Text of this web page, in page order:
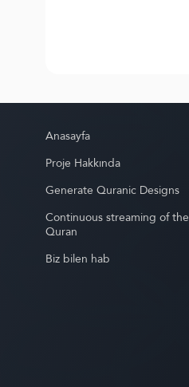
Anasayfa
Proje Hakkında
Generate Quranic Designs
Continuous streaming of the
Quran
Biz bilen hab